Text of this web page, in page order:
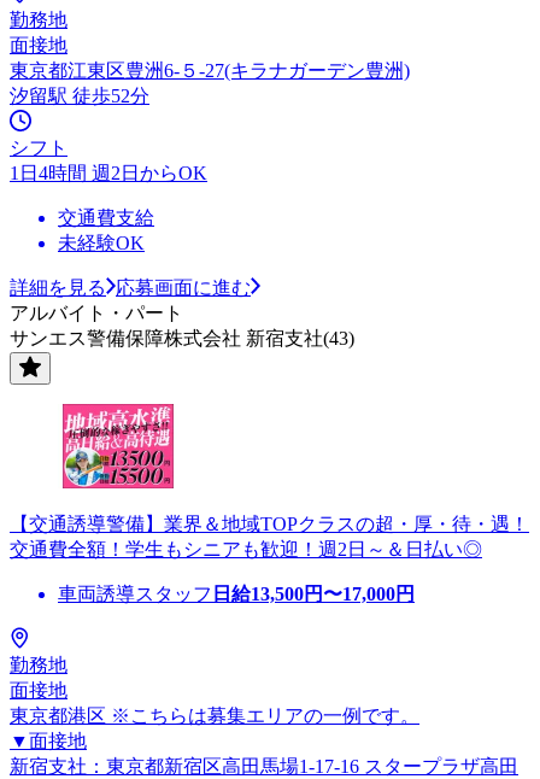
勤務地
面接地
東京都江東区豊洲6-５-27(キラナガーデン豊洲)
汐留駅 徒歩52分
シフト
1日4時間 週2日からOK
交通費支給
未経験OK
詳細を見る
応募画面に進む
アルバイト・パート
サンエス警備保障株式会社 新宿支社(43)
【交通誘導警備】業界＆地域TOPクラスの超・厚・待・遇！
交通費全額！学生もシニアも歓迎！週2日～＆日払い◎
車両誘導スタッフ 日給13,500円〜17,000円
勤務地
面接地
東京都港区 ※こちらは募集エリアの一例です。
▼面接地
新宿支社：東京都新宿区高田馬場1-17-16 スタープラザ高田